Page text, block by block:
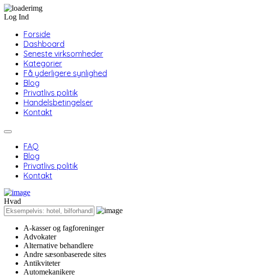
Log Ind
Forside
Dashboard
Seneste virksomheder
Kategorier
Få yderligere synlighed
Blog
Privatlivs politik
Handelsbetingelser
Kontakt
FAQ
Blog
Privatlivs politik
Kontakt
Hvad
A-kasser og fagforeninger
Advokater
Alternative behandlere
Andre sæsonbaserede sites
Antikviteter
Automekanikere